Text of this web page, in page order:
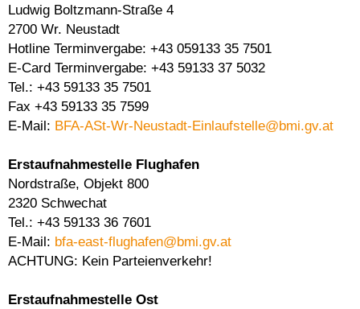
Ludwig Boltzmann-Straße 4
2700 Wr. Neustadt
Hotline Terminvergabe: +43 059133 35 7501
E-Card Terminvergabe: +43 59133 37 5032
Tel.: +43 59133 35 7501
Fax +43 59133 35 7599
E-Mail: BFA-ASt-Wr-Neustadt-Einlaufstelle@bmi.gv.at
Erstaufnahmestelle Flughafen
Nordstraße, Objekt 800
2320 Schwechat
Tel.: +43 59133 36 7601
E-Mail: bfa-east-flughafen@bmi.gv.at
ACHTUNG: Kein Parteienverkehr!
Erstaufnahmestelle Ost